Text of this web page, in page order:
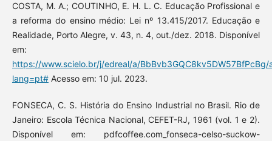
COSTA, M. A.; COUTINHO, E. H. L. C. Educação Profissional e
a reforma do ensino médio: Lei nº 13.415/2017. Educação e
Realidade, Porto Alegre, v. 43, n. 4, out./dez. 2018. Disponível
em:
https://www.scielo.br/j/edreal/a/BbBvb3GQC8kv5DW57BfPcBg/
lang=pt#Acesso em: 10 jul. 2023.
FONSECA, C. S. História do Ensino Industrial no Brasil. Rio de
Janeiro: Escola Técnica Nacional, CEFET-RJ, 1961 (vol. 1 e 2).
Disponível em: pdfcoffee.com_fonseca-celso-suckow-